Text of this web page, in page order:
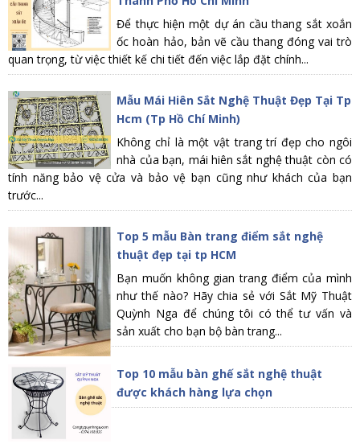
Để thực hiện một dự án cầu thang sắt xoắn
ốc hoàn hảo, bản vẽ cầu thang đóng vai trò
quan trọng, từ việc thiết kế chi tiết đến việc lắp đặt chính...
Mẫu Mái Hiên Sắt Nghệ Thuật Đẹp Tại Tp
Hcm (Tp Hồ Chí Minh)
Không chỉ là một vật trang trí đẹp cho ngôi
nhà của bạn, mái hiên sắt nghệ thuật còn có
tính năng bảo vệ cửa và bảo vệ bạn cũng như khách của bạn
trước...
Top 5 mẫu Bàn trang điểm sắt nghệ
thuật đẹp tại tp HCM
Bạn muốn không gian trang điểm của mình
như thế nào? Hãy chia sẻ với Sắt Mỹ Thuật
Quỳnh Nga để chúng tôi có thể tư vấn và
sản xuất cho bạn bộ bàn trang...
Top 10 mẫu bàn ghế sắt nghệ thuật
được khách hàng lựa chọn